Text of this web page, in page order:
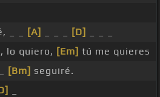
_ _ [A] [D]
lo quiero, [Em] tú me quieres
[Bm] seguiré.